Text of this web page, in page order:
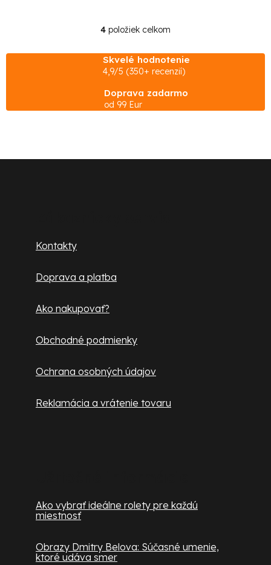
O
v
l
á
d
u
4 položiek celkom
Skvelé hodnotenie
4,9/5 (350+ recenzií)
Doprava zadarmo
od 99 Eur
Kontakty
Doprava a platba
Ako nakupovať?
Obchodné podmienky
Ochrana osobných údajov
Reklamácia a vrátenie tovaru
Ako vybrať ideálne rolety pre každú
miestnosť
Obrazy Dmitry Belova: Súčasné umenie,
ktoré udáva smer